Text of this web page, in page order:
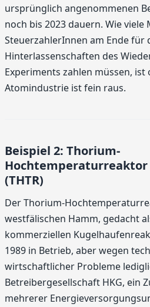
ursprünglich angenommenen
noch bis 2023 dauern. Wie viele
SteuerzahlerInnen am Ende für
Hinterlassenschaften des
Experiments zahlen müssen,
Atomindustrie ist fein raus.
Beispiel 2: Thorium-
(THTR)
Der Thorium-
westfälischen Hamm, gedacht
kommerziellen
1989 in Betrieb, aber wegen
wirtschaftlicher Probleme
Betreibergesellschaft HKG, ein
mehrerer